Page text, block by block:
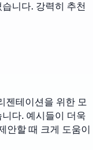
니다. 강력히 추천
젠테이션을 위한 모
다. 예시들이 더욱
안할 때 크게 도움이